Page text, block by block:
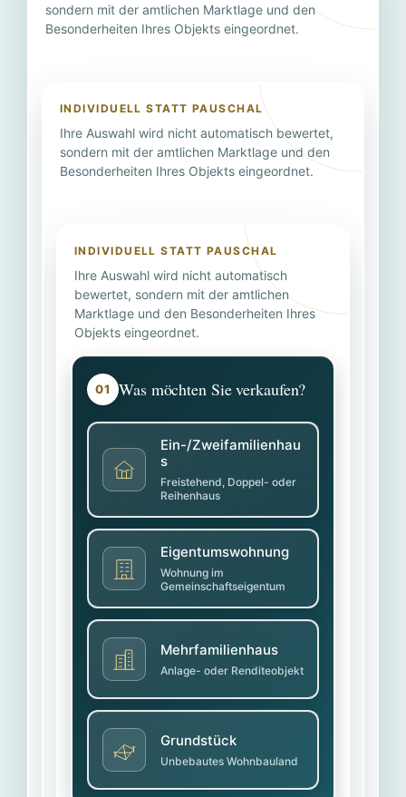
sondern mit der amtlichen Marktlage und den
Besonderheiten Ihres Objekts eingeordnet.
INDIVIDUELL STATT PAUSCHAL
Ihre Auswahl wird nicht automatisch bewertet,
sondern mit der amtlichen Marktlage und den
Besonderheiten Ihres Objekts eingeordnet.
INDIVIDUELL STATT PAUSCHAL
Ihre Auswahl wird nicht automatisch
bewertet, sondern mit der amtlichen
Marktlage und den Besonderheiten Ihres
Objekts eingeordnet.
01 Was möchten Sie verkaufen?
Ein-/Zweifamilienhau
s
Freistehend, Doppel- oder
Reihenhaus
Eigentumswohnung
Wohnung im
Gemeinschaftseigentum
Mehrfamilienhaus
Anlage- oder Renditeobjekt
Grundstück
Unbebautes Wohnbauland